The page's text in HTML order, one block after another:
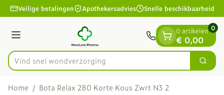
Ga naar de inhoud
1 van 1
Veilige betalingen Apothekersadvies Snelle beschikbaarheid
Menu
Product, merk, categorie...
Vind snel wondve Zoek
0 artikelen
€ 0,00
0
Home / Bota Relax 280 Korte Kous Zwrt N3 2